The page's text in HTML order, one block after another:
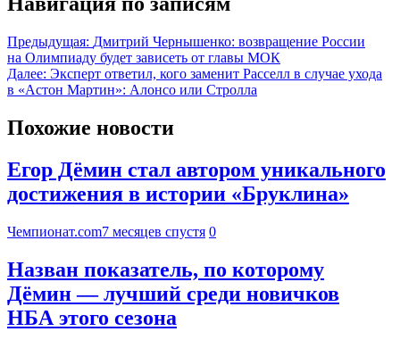
Предыдущая: Дмитрий Чернышенко: возвращение России
на Олимпиаду будет зависеть от главы МОК
Далее: Эксперт ответил, кого заменит Расселл в случае ухода
в «Астон Мартин»: Алонсо или Стролла
Похожие новости
Егор Дёмин стал автором уникального
достижения в истории «Бруклина»
Чемпионат.com7 месяцев спустя 0
Назван показатель, по которому
Дёмин — лучший среди новичков
НБА этого сезона